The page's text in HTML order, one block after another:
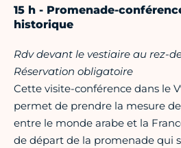
15 h - Promenade-
historique
Rdv devant le vestiaire au rez-
Réservation obligatoire
Cette visite-conférence dans le V
permet de prendre la mesure
entre le monde arabe et la
de départ de la promenade qui